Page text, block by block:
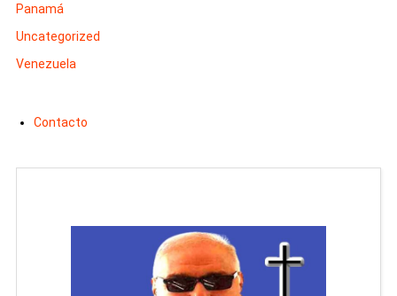
Panamá
Uncategorized
Venezuela
Contacto